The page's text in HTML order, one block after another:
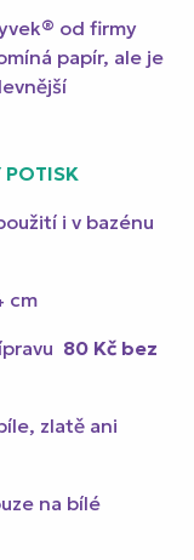
od firmy
papír, ale je
POTISK
i v bazénu
cm
80 Kčbez
zlatě ani
na bílé